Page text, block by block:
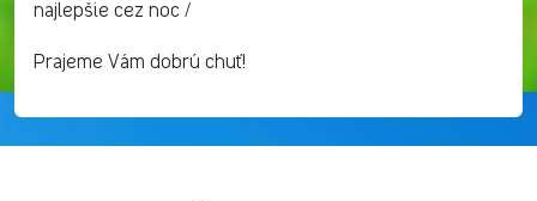
najlepšie cez noc /
Prajeme Vám dobrú chuť!